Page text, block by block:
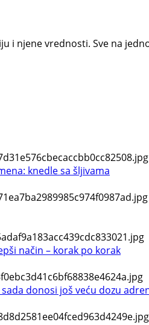
i njene vrednosti. Sve na
knedle sa šljivama
način – korak po korak
donosi još veću dozu